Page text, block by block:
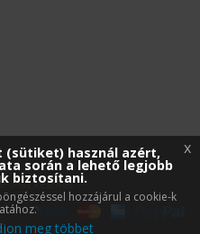
készítés
(sütiket) használ azért,
során a lehető legjobb
biztosítani.
hozzájárul a cookie-k
meg többet
x